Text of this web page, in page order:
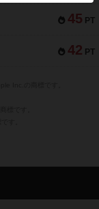
45 PT
42 PT